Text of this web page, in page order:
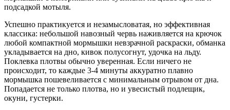
подсадкой мотыля.
Успешно практикуется и незамысловатая, но эффективная
классика: небольшой навозный червь наживляется на крючок
любой компактной мормышки невзрачной раскраски, обманка
укладывается на дно, кивок полусогнут, удочка на льду.
Поклевка плотвы обычно уверенная. Если ничего не
происходит, то каждые 3-4 минуты аккуратно плавно
мормышка пошевеливается с минимальным отрывом от дна.
Попадается не только плотва, но и увесистый подлещик,
окуни, густерки.